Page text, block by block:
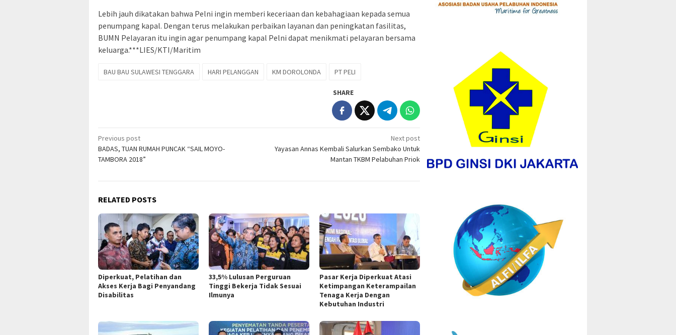
Lebih jauh dikatakan bahwa Pelni ingin memberi keceriaan dan kebahagiaan kepada semua
penumpang kapal. Dengan terus melakukan perbaikan layanan dan peningkatan fasilitas,
BUMN Pelayaran itu ingin agar penumpang kapal Pelni dapat menikmati pelayaran bersama
keluarga.***LIES/KTI/Maritim
BAU BAU SULAWESI TENGGARA HARI PELANGGAN KM DOROLONDA PT PELI
SHARE
Post
navigation
Previous post
BADAS, TUAN RUMAH PUNCAK “SAIL MOYO-
TAMBORA 2018”
Next post
Yayasan Annas Kembali Salurkan Sembako Untuk
Mantan TKBM Pelabuhan Priok
RELATED POSTS
Diperkuat, Pelatihan dan
Akses Kerja Bagi Penyandang
Disabilitas
33,5% Lulusan Perguruan
Tinggi Bekerja Tidak Sesuai
Ilmunya
Pasar Kerja Diperkuat Atasi
Ketimpangan Keterampailan
Tenaga Kerja Dengan
Kebutuhan Industri